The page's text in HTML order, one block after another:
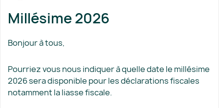
Millésime 2026
Bonjour à tous,
Pourriez vous nous indiquer à quelle date le millésime
2026 sera disponible pour les déclarations fiscales
notamment la liasse fiscale.